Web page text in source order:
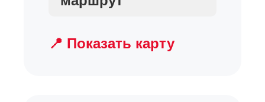
📍 Показать карту